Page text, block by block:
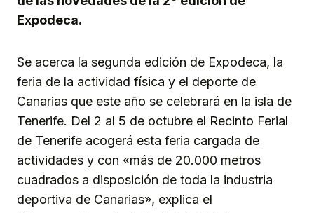
Expodeca.
Se acerca la segunda edición de Expodeca, la
feria de la actividad física y el deporte de
Canarias que este año se celebrará en la isla de
Tenerife. Del 2 al 5 de octubre el Recinto Ferial
de Tenerife acogerá esta feria cargada de
actividades y con «más de 20.000 metros
cuadrados a disposición de toda la industria
deportiva de Canarias», explica el